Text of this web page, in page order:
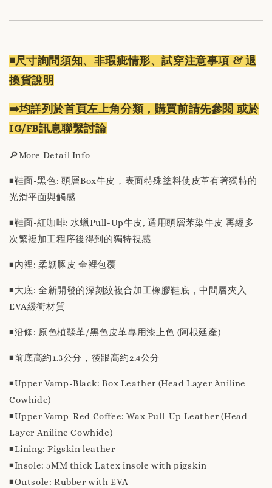
◾️尺寸詢問須知、非瑕疵情形、試穿注意事項 & 退
換貨說明
➡️均詳列於首頁左上角分類，購買前請先參閱 或於
IG/FB訊息聯繫討論
🔎More Detail Info
◾️鞋面-黑色: 頭層Box牛皮，表面特殊塗料使皮革有著獨特的
光滑平面與觸感
◾️鞋面-紅咖啡: 水蠟Pull-Up牛皮, 選用頭層苯染牛皮 再經多
次繁複加工程序後得到的獨特視感
◾️內裡: 柔韌豚皮 全裡包覆
◾️大底: 全新開發的深刻紋複合加工橡膠鞋底，中間層夾入
EVA緩衝材質
◾️沿條: 原色植鞣革/黑色皮革專用漆上色 (阿根廷產)
◾️前底高約1.3公分，後跟高約2.4公分
◾️Upper Vamp-Black: Box Leather (Head Layer Aniline
Cowhide)
◾️Upper Vamp-Red Coffee: Wax Pull-Up Leather (Head
Layer Aniline Cowhide)
◾️Lining: Pigskin leather
◾️Insole: 5MM thick Latex insole with pigskin
◾️Outsole: Rubber with EVA